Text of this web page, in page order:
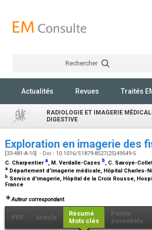
Rechercher
Actualités Revues Traités
RADIOLOGIE ET IMAGERIE
DIGESTIVE
Exploration en imagerie des
[33-481-A-10] - Doi : 10.1016/S1879-8527(25)49549-5
C. Charpentiera, M. Verdalle-Cazes b, C. Savoye-
a Département d'imagerie médicale, Hôpital Charles-
b Service d'imagerie, Hôpital de la Croix Rousse,
France
Auteur correspondant.
PDF Article
Résumé
Mots clés
Points
essentiels